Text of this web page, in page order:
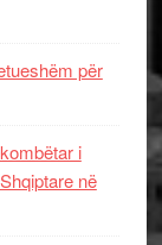
për
i
në